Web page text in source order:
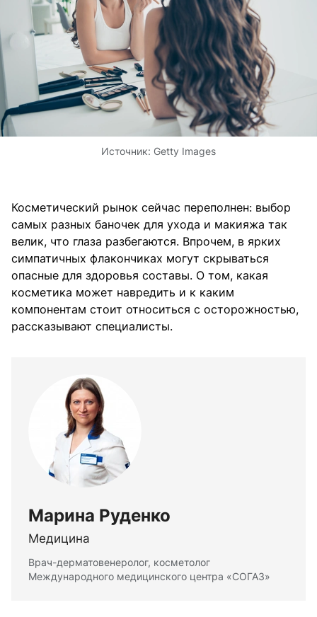
Источник: Getty Images
Косметический рынок сейчас переполнен: выбор
самых разных баночек для ухода и макияжа так
велик, что глаза разбегаются. Впрочем, в ярких
симпатичных флакончиках могут скрываться
опасные для здоровья составы. О том, какая
косметика может навредить и к каким
компонентам стоит относиться с осторожностью,
рассказывают специалисты.
Марина Руденко
Медицина
Врач-дерматовенеролог, косметолог
Международного медицинского центра «СОГАЗ»